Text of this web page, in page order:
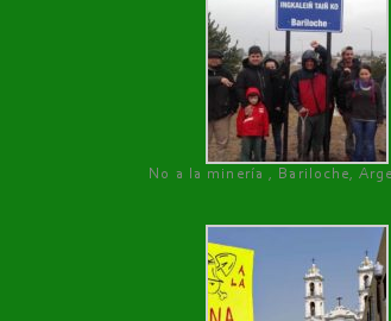
No a la minería , Bariloche,